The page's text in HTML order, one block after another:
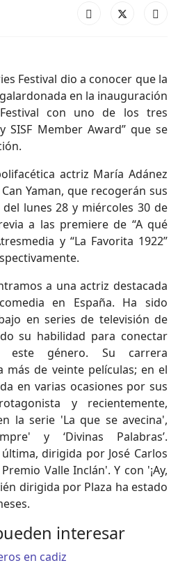
Festival dio a conocer que la
en la inauguración
con uno de los tres
SISF Member Award” que se
actriz María Adánez
Yaman, que recogerán sus
lunes 28 y miércoles 30 de
a las premiere de “A qué
y “La Favorita 1922”
a una actriz destacada
en España. Ha sido
en series de televisión de
su habilidad para conectar
género. Su carrera
más de veinte películas; en el
en varias ocasiones por sus
y recientemente,
la serie 'La que se avecina',
y ‘Divinas Palabras’.
dirigida por José Carlos
Valle Inclán'. Y con '¡Ay,
dirigida por Plaza ha estado
interesar